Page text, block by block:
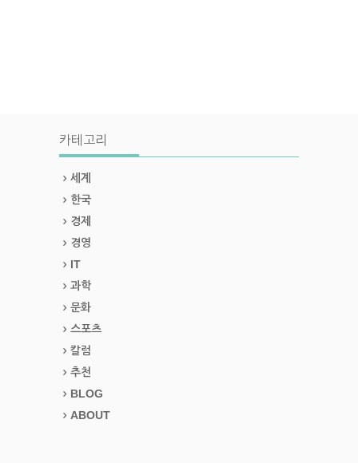
카테고리
세계
한국
경제
경영
IT
과학
문화
스포츠
칼럼
추천
BLOG
ABOUT